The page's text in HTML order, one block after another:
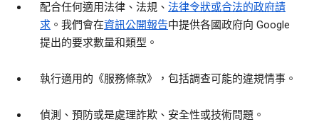
配合任何適用法律、法規、 法律令狀或合法的政府請
求 。我們會在資訊公開報告中提供各國政府向 Google
提出的要求數量和類型。
執行適用的《服務條款》，包括調查可能的違規情事。
偵測、預防或是處理詐欺、安全性或技術問題。